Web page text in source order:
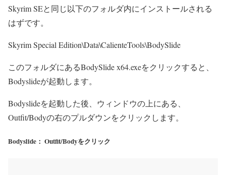
Skyrim SEと同じ以下のフォルダ内にインストールされる
はずです。
Skyrim Special Edition\Data\CalienteTools\BodySlide
このフォルダにあるBodySlide x64.exeをクリックすると、
Bodyslideが起動します。
Bodyslideを起動した後、ウィンドウの上にある、
Outfit/Bodyの右のプルダウンをクリックします。
Bodyslide： Outfit/Bodyをクリック